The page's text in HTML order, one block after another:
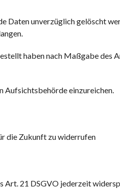
Daten unverzüglich gelöscht
haben nach Maßgabe des
Aufsichtsbehörde einzureichen.
die Zukunft zu widerrufen
21 DSGVO jederzeit